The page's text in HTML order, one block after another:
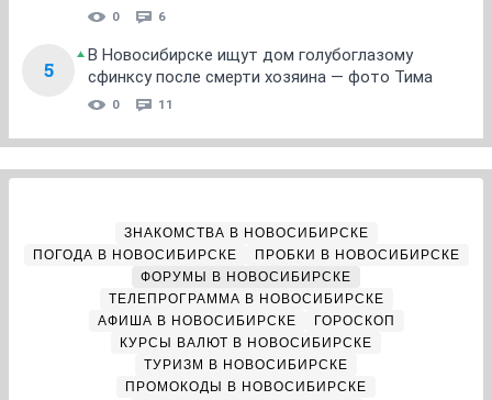
0 6
5
В Новосибирске ищут дом голубоглазому
сфинксу после смерти хозяина — фото Тима
0 11
ЗНАКОМСТВА В НОВОСИБИРСКЕ
ПОГОДА В НОВОСИБИРСКЕ
ПРОБКИ В НОВОСИБИРСКЕ
ФОРУМЫ В НОВОСИБИРСКЕ
ТЕЛЕПРОГРАММА В НОВОСИБИРСКЕ
АФИША В НОВОСИБИРСКЕ
ГОРОСКОП
КУРСЫ ВАЛЮТ В НОВОСИБИРСКЕ
ТУРИЗМ В НОВОСИБИРСКЕ
ПРОМОКОДЫ В НОВОСИБИРСКЕ